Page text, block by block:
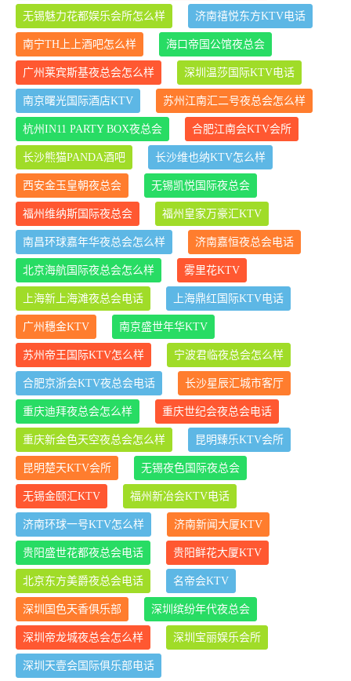
无锡魅力花都娱乐会所怎么样 济南禧悦东方KTV电话
南宁TH上上酒吧怎么样 海口帝国公馆夜总会
广州莱宾斯基夜总会怎么样 深圳温莎国际KTV电话
南京曙光国际酒店KTV 苏州江南汇二号夜总会怎么样
杭州IN11 PARTY BOX夜总会 合肥江南会KTV会所
长沙熊猫PANDA酒吧 长沙维也纳KTV怎么样
西安金玉皇朝夜总会 无锡凯悦国际夜总会
福州维纳斯国际夜总会 福州皇家万豪汇KTV
南昌环球嘉年华夜总会怎么样 济南嘉恒夜总会电话
北京海航国际夜总会怎么样 雾里花KTV
上海新上海滩夜总会电话 上海鼎红国际KTV电话
广州穗金KTV 南京盛世年华KTV
苏州帝王国际KTV怎么样 宁波君临夜总会怎么样
合肥京浙会KTV夜总会电话 长沙星辰汇城市客厅
重庆迪拜夜总会怎么样 重庆世纪会夜总会电话
重庆新金色天空夜总会怎么样 昆明臻乐KTV会所
昆明楚天KTV会所 无锡夜色国际夜总会
无锡金颐汇KTV 福州新冶会KTV电话
济南环球一号KTV怎么样 济南新闻大厦KTV
贵阳盛世花都夜总会电话 贵阳鲜花大厦KTV
北京东方美爵夜总会电话 名帝会KTV
深圳国色天香俱乐部 深圳缤纷年代夜总会
深圳帝龙城夜总会怎么样 深圳宝丽娱乐会所
深圳天壹会国际俱乐部电话